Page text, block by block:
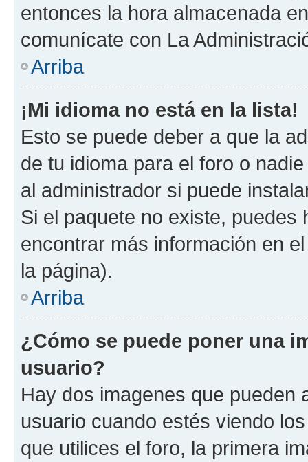
entonces la hora almacenada
comunícate con La
Arriba
¡Mi idioma no está en la lista!
Esto se puede deber a que la
de tu idioma para el foro o
al administrador si puede
Si el paquete no existe,
encontrar más información en
la página).
Arriba
¿Cómo se puede poner una
usuario?
Hay dos imagenes que pueden
usuario cuando estés viendo
que utilices el foro, la primera